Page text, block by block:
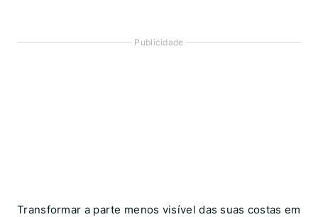
Publicidade
Transformar a parte menos visível das suas costas em